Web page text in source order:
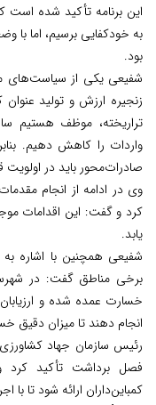
به خودکفایی برسیم، اما
بود.
شفیعی یکی از سیاست‌های
زنجیره ارزش و تولید
واردات را کاهش دهیم.
صادرات‌محور باید در اولویت
وی در ادامه از انجام
کرد و گفت: این اقدامات
یابد.
شفیعی همچنین با اشاره
برخی مناطق گفت: در
خسارت عمده شده و
انجام دهند تا میزان
رئیس سازمان جهاد
فصل برداشت تأکید کرد
کمباین‌داران ارائه شود تا